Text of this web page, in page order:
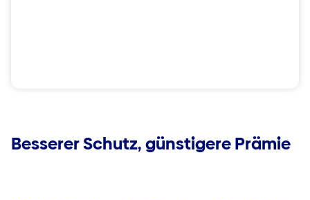
Besserer Schutz, günstigere Prämie